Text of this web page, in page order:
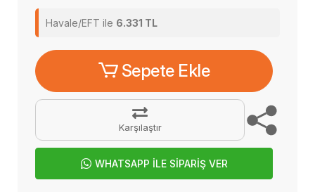
Havale/EFT ile 6.331 TL
Sepete Ekle
Karşılaştır
WHATSAPP İLE SİPARİŞ VER